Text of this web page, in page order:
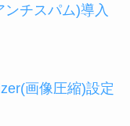
チスパム)導入
画像圧縮)設定